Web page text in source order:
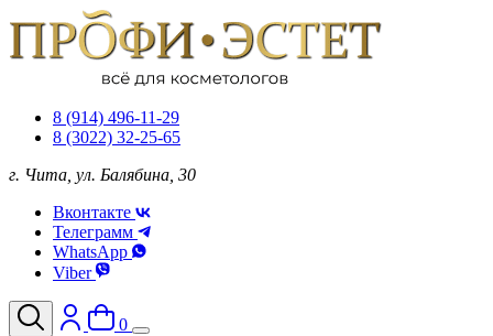
8 (914) 496-11-29
8 (3022) 32-25-65
г. Чита, ул. Балябина, 30
Вконтакте
Телеграмм
WhatsApp
Viber
0